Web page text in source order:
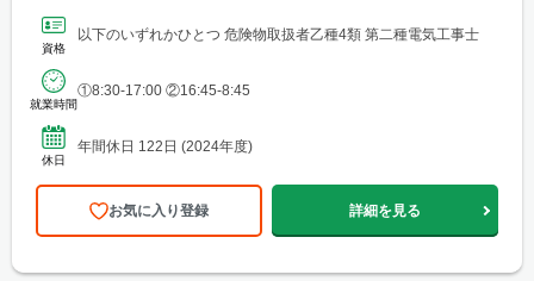
資格
以下のいずれかひとつ 危険物取扱者乙種4類 第二種電気工事士
就業時間
①8:30-17:00 ②16:45-8:45
休日
年間休日 122日 (2024年度)
お気に入り登録 詳細を見る